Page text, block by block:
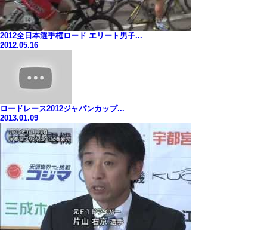
2012全日本選手権ロード エリート男子...
2012.05.16
ロードレース2012ジャパンカップ...
2013.01.09